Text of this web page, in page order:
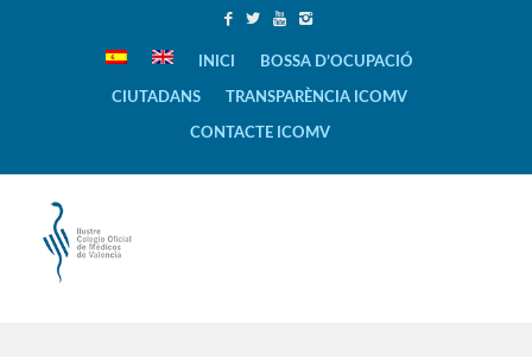
INICI BOSSA D’OCUPACIÓ
CIUTADANS TRANSPARÈNCIA ICOMV
CONTACTE ICOMV